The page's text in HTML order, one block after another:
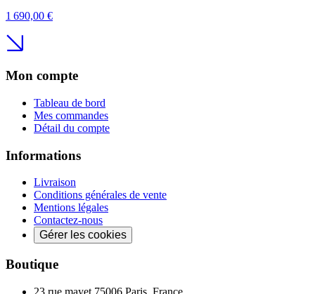
1 690,00 €
Mon compte
Tableau de bord
Mes commandes
Détail du compte
Informations
Livraison
Conditions générales de vente
Mentions légales
Contactez-nous
Gérer les cookies
Boutique
23 rue mayet 75006 Paris, France